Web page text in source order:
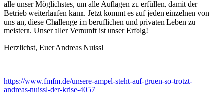
alle unser Möglichstes, um alle Auflagen zu erfüllen, damit der
Betrieb weiterlaufen kann. Jetzt kommt es auf jeden einzelnen von
uns an, diese Challenge im beruflichen und privaten Leben zu
meistern. Unser aller Vernunft ist unser Erfolg!
Herzlichst, Euer Andreas Nuissl
https://www.fmfm.de/unsere-ampel-steht-auf-gruen-so-trotzt-
andreas-nuissl-der-krise-4057